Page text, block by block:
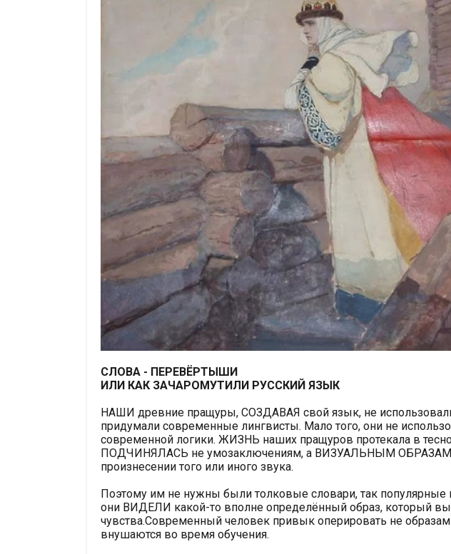
СЛОВА - ПЕРЕВЁРТЫШИ
ИЛИ КАК ЗАЧАРОМУТИЛИ РУССКИЙ ЯЗЫК
НАШИ древние пращуры, СОЗДАВАЯ свой язык, не
придумали современные лингвисты. Мало того, они не
современной логики. ЖИЗНЬ наших пращуров протекала в
ПОДЧИНЯЛАСЬ не умозаключениям, а ВИЗУАЛЬНЫМ ОБРАЗАМ,
произнесении того или иного звука.
Поэтому им не нужны были толковые словари, так
они ВИДЕЛИ какой-то вполне определённый образ, который
чувства.Современный человек привык оперировать не
внушаются во время обучения.